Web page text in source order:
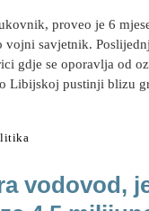
proveo je 6
savjetnik.
gdje se oporavlja od
Libijskoj pustinji blizu
vodovod,